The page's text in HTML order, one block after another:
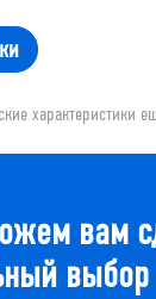
характеристики
вам
выбор